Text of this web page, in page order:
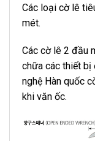
Các loại cờ lê
mét.
Các cờ lê 2 đầu
chữa các thiết
nghệ Hàn quốc
khi văn ốc.